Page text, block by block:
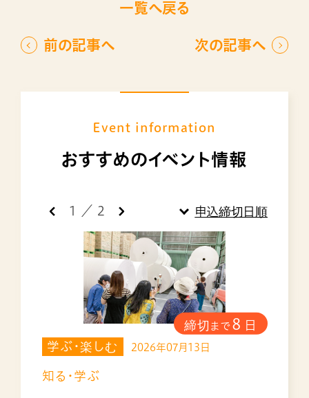
前の記事へ 次の記事へ
一覧へ戻る
Event information
おすすめのイベント情報
1 ／ 2
締切 まで 8 日
学ぶ・楽しむ
2026年07月13日
知る・学ぶ